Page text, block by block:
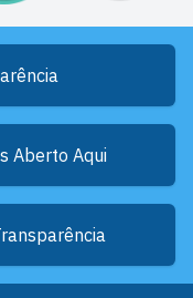
Aberto Aqui